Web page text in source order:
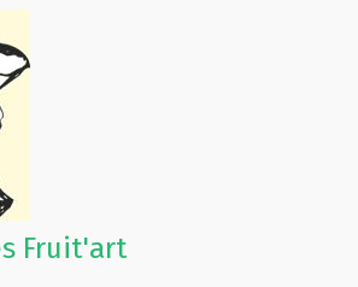
Fruit'art